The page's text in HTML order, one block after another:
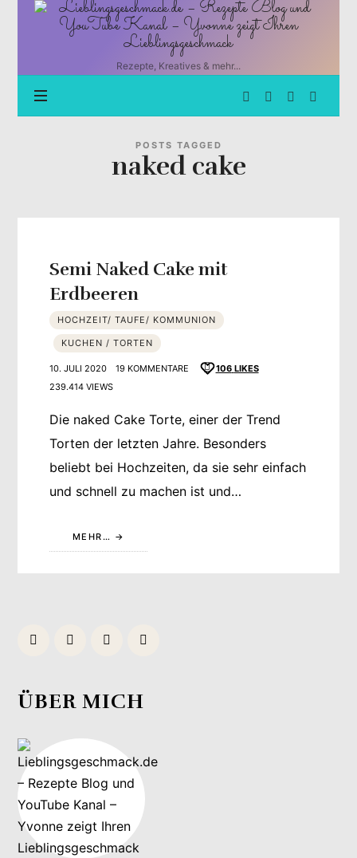
Lieblingsgeschmack.de
Rezepte
und
YouTube
Kanal
Rezepte, Kreatives & mehr...
POSTS TAGGED
naked cake
Semi Naked Cake mit
Erdbeeren
HOCHZEIT/ TAUFE/ KOMMUNION
KUCHEN / TORTEN
10. JULI 2020 19 KOMMENTARE 106 LIKES
239.414 VIEWS
Die naked Cake Torte, einer der Trend
Torten der letzten Jahre. Besonders
beliebt bei Hochzeiten, da sie sehr einfach
und schnell zu machen ist und…
MEHR…
ÜBER MICH